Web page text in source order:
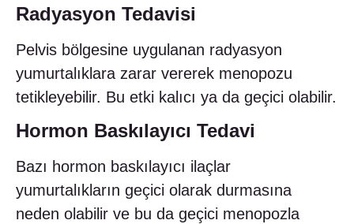
Radyasyon Tedavisi
Pelvis bölgesine uygulanan radyasyon
yumurtalıklara zarar vererek menopozu
tetikleyebilir. Bu etki kalıcı ya da geçici olabilir.
Hormon Baskılayıcı Tedavi
Bazı hormon baskılayıcı ilaçlar
yumurtalıkların geçici olarak durmasına
neden olabilir ve bu da geçici menopozla